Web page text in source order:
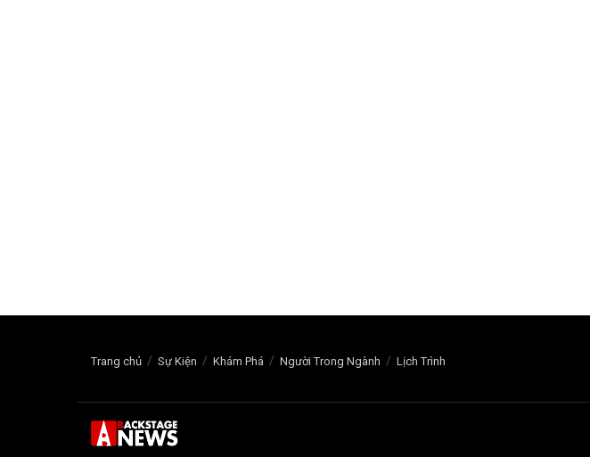
Trang chủ Sự Kiện Khám Phá Người Trong Ngành Lịch Trình